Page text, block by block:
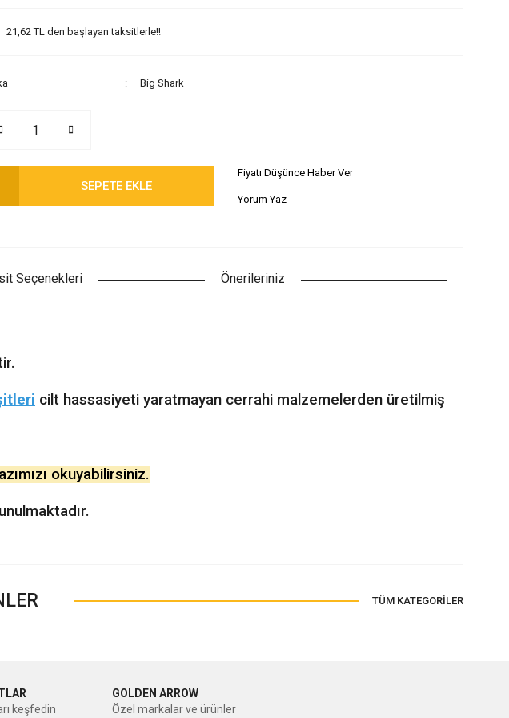
21,62 TL den başlayan taksitlerle!!
Big Shark
SEPETE EKLE
Fiyatı Düşünce Haber Ver
Yorum Yaz
Seçenekleri Önerileriniz
cilt hassasiyeti yaratmayan cerrahi malzemelerden üretilmiş
okuyabilirsiniz.
yapın!
kullanarak tarafımıza iletebilirsiniz.
TÜM KATEGORİLER
keşfedin
GOLDEN ARROW
Özel markalar ve ürünler